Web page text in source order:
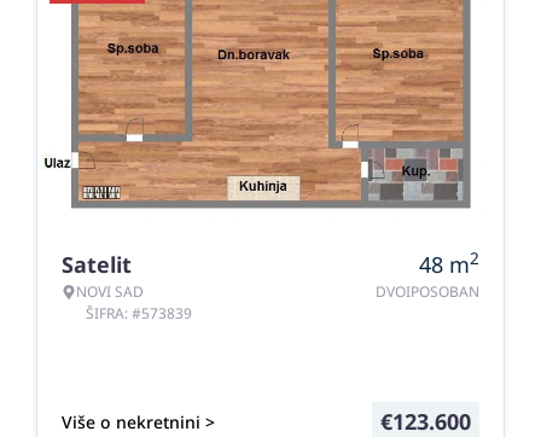
Satelit
NOVI SAD
ŠIFRA: #573839
48 m2
DVOIPOSOBAN
Više o nekretnini > €123.600